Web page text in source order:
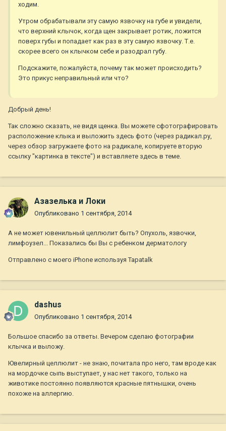
ходим.
Утром обрабатывали эту самую язвочку на губе и увидели,
что верхний клычок, когда щен закрывает ротик, ложится
поверх губы и попадает как раз в эту самую язвочку. Т.е.
скорее всего он клычком себе и разодрал губу.
Подскажите, пожалуйста, почему так может происходить?
Это прикус неправильный или что?
Добрый день!
Так сложно сказать, не видя щенка. Вы можете сфотографировать
расположение клыка и выложить здесь фото (через радикал.ру,
через обзор загружаете фото на радикале, копируете вторую
ссылку "картинка в тексте") и вставляете здесь в теме.
Азазелька и Локи
Опубликовано 1 сентября, 2014
А не может ювенильный целлюлит быть? Опухоль, язвочки,
лимфоузел... Показались бы Вы с ребенком дерматологу
Отправлено с моего iPhone используя Tapatalk
dashus
Опубликовано 1 сентября, 2014
Большое спасибо за ответы. Вечером сделаю фотографии
клычка и выложу.
Ювелирный целлюлит - не знаю, почитала про него, там вроде как
на мордочке сыпь выступает, у нас нет такого, только на
животике постоянно появляются красные пятнышки, очень
похоже на аллергию.